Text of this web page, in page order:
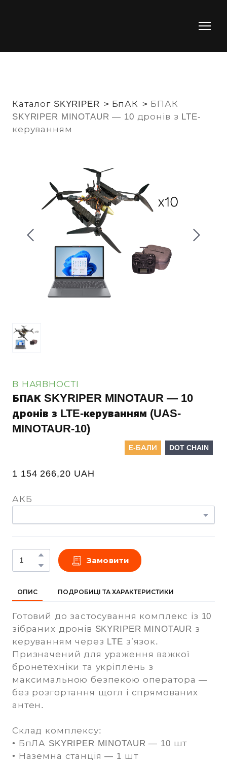
Каталог SKYRIPER БпАК
БПАК
SKYRIPER MINOTAUR — 10 дронів з LTE-
керуванням
В НАЯВНОСТІ
БПАК SKYRIPER MINOTAUR — 10
дронів з LTE-керуванням (UAS-
MINOTAUR-10)
Е-БАЛИ DOT CHAIN
1 154 266,20 UAH
АКБ
Замовити
ОПИС ПОДРОБИЦІ ТА ХАРАКТЕРИСТИКИ
Готовий до застосування комплекс із 10
зібраних дронів SKYRIPER MINOTAUR з
керуванням через LTE зʼязок.
Призначений для ураження важкої
бронетехніки та укріплень з
максимальною безпекою оператора —
без розгортання щогл і спрямованих
антен.
Склад комплексу:
• БпЛА SKYRIPER MINOTAUR — 10 шт
• Наземна станція — 1 шт